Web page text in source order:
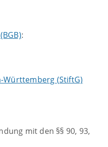
:
Württemberg (StiftG)
mit den §§ 90, 93,